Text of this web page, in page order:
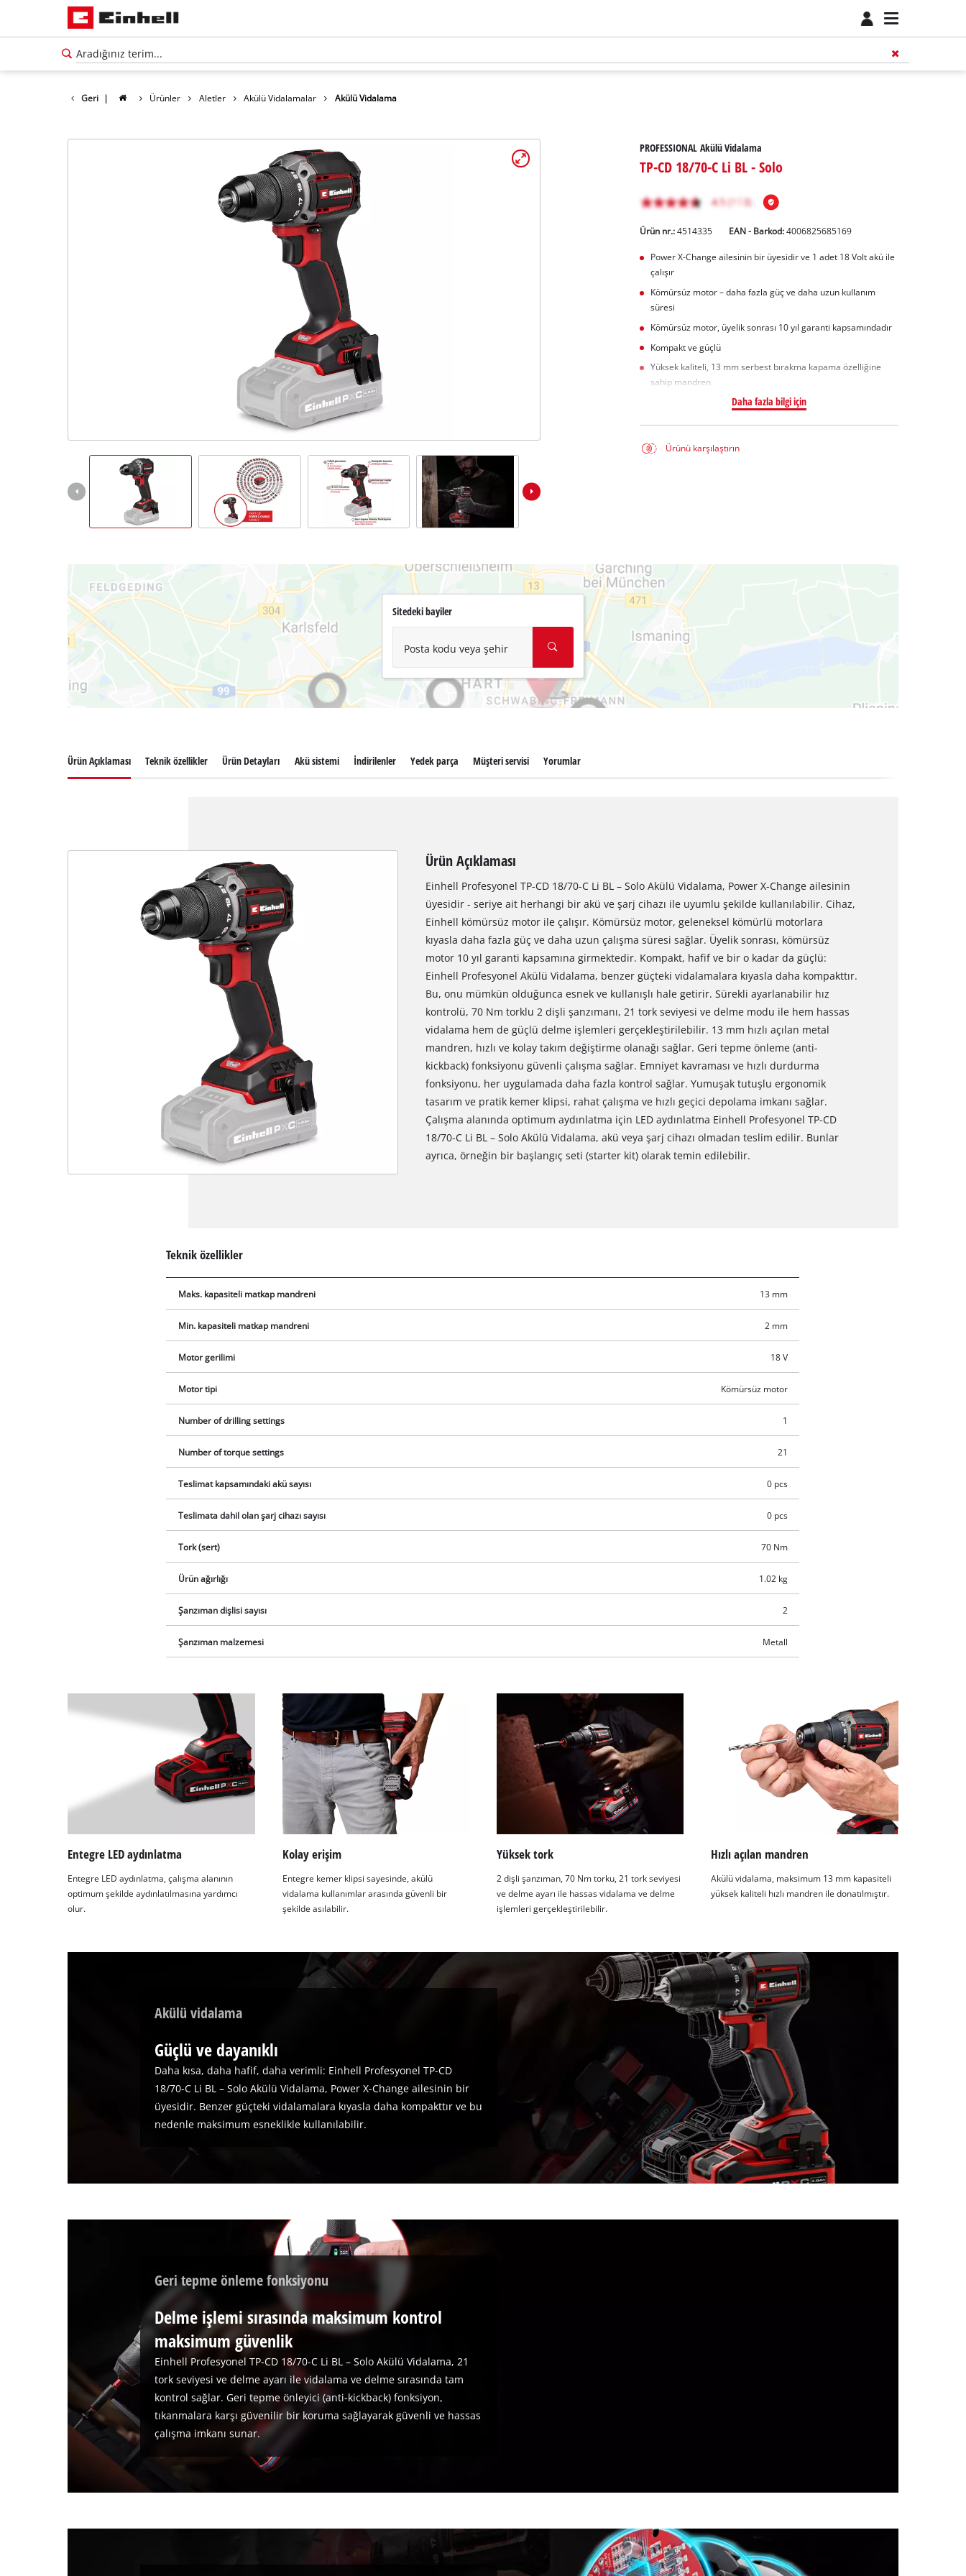
Geri | Ürünler Aletler Akülü Vidalamalar Akülü Vidalama
PROFESSIONAL Akülü Vidalama
TP-CD 18/70-C Li BL - Solo
Ürün nr.: 4514335 EAN - Barkod:4006825685169
Power X-Change ailesinin bir üyesidir ve 1 adet 18 Volt akü ile
çalışır
Kömürsüz motor – daha fazla güç ve daha uzun kullanım
süresi
Kömürsüz motor, üyelik sonrası 10 yıl garanti kapsamındadır
Kompakt ve güçlü
Yüksek kaliteli, 13 mm serbest bırakma kapama özelliğine
sahip mandren
Daha fazla bilgi için
Ürünü karşılaştırın
Sitedeki bayiler
Posta kodu veya şehir
izninize ihtiyacımız var!
Ürün Açıklaması Teknik özellikler Ürün Detayları Akü sistemi İndirilenler Yedek parça Müşteri servisi Yorumlar
Ürün Açıklaması
Einhell Profesyonel TP-CD 18/70-C Li BL – Solo Akülü Vidalama, Power X-Change ailesinin
üyesidir - seriye ait herhangi bir akü ve şarj cihazı ile uyumlu şekilde kullanılabilir. Cihaz,
Einhell kömürsüz motor ile çalışır. Kömürsüz motor, geleneksel kömürlü motorlara
kıyasla daha fazla güç ve daha uzun çalışma süresi sağlar. Üyelik sonrası, kömürsüz
motor 10 yıl garanti kapsamına girmektedir. Kompakt, hafif ve bir o kadar da güçlü:
Einhell Profesyonel Akülü Vidalama, benzer güçteki vidalamalara kıyasla daha kompakttır.
Bu, onu mümkün olduğunca esnek ve kullanışlı hale getirir. Sürekli ayarlanabilir hız
kontrolü, 70 Nm torklu 2 dişli şanzımanı, 21 tork seviyesi ve delme modu ile hem hassas
vidalama hem de güçlü delme işlemleri gerçekleştirilebilir. 13 mm hızlı açılan metal
mandren, hızlı ve kolay takım değiştirme olanağı sağlar. Geri tepme önleme (anti-
kickback) fonksiyonu güvenli çalışma sağlar. Emniyet kavraması ve hızlı durdurma
fonksiyonu, her uygulamada daha fazla kontrol sağlar. Yumuşak tutuşlu ergonomik
tasarım ve pratik kemer klipsi, rahat çalışma ve hızlı geçici depolama imkanı sağlar.
Çalışma alanında optimum aydınlatma için LED aydınlatma Einhell Profesyonel TP-CD
18/70-C Li BL – Solo Akülü Vidalama, akü veya şarj cihazı olmadan teslim edilir. Bunlar
ayrıca, örneğin bir başlangıç seti (starter kit) olarak temin edilebilir.
Teknik özellikler
Maks. kapasiteli matkap mandreni 13 mm
Min. kapasiteli matkap mandreni 2 mm
Motor gerilimi 18 V
Motor tipi Kömürsüz motor
Number of drilling settings 1
Number of torque settings 21
Teslimat kapsamındaki akü sayısı 0 pcs
Teslimata dahil olan şarj cihazı sayısı 0 pcs
Tork (sert) 70 Nm
Ürün ağırlığı 1.02 kg
Şanzıman dişlisi sayısı 2
Şanzıman malzemesi Metall
Entegre LED aydınlatma
Entegre LED aydınlatma, çalışma alanının
optimum şekilde aydınlatılmasına yardımcı
olur.
Kolay erişim
Entegre kemer klipsi sayesinde, akülü
vidalama kullanımlar arasında güvenli bir
şekilde asılabilir.
Yüksek tork
2 dişli şanzıman, 70 Nm torku, 21 tork seviyesi
ve delme ayarı ile hassas vidalama ve delme
işlemleri gerçekleştirilebilir.
Hızlı açılan mandren
Akülü vidalama, maksimum 13 mm kapasiteli
yüksek kaliteli hızlı mandren ile donatılmıştır.
Akülü vidalama
Güçlü ve dayanıklı
Daha kısa, daha hafif, daha verimli: Einhell Profesyonel TP-CD
18/70-C Li BL – Solo Akülü Vidalama, Power X-Change ailesinin bir
üyesidir. Benzer güçteki vidalamalara kıyasla daha kompakttır ve bu
nedenle maksimum esneklikle kullanılabilir.
Geri tepme önleme fonksiyonu
Delme işlemi sırasında maksimum kontrol
maksimum güvenlik
Einhell Profesyonel TP-CD 18/70-C Li BL – Solo Akülü Vidalama, 21
tork seviyesi ve delme ayarı ile vidalama ve delme sırasında tam
kontrol sağlar. Geri tepme önleyici (anti-kickback) fonksiyon,
tıkanmalara karşı güvenilir bir koruma sağlayarak güvenli ve hassas
çalışma imkanı sunar.